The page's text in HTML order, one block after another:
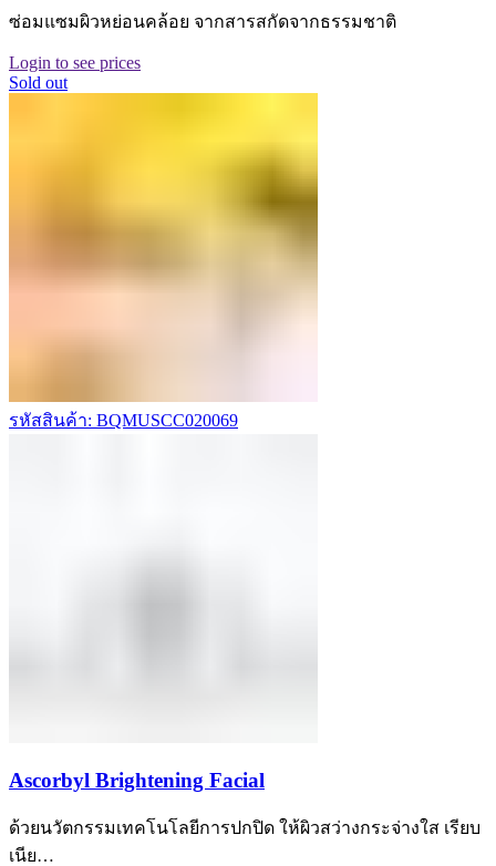
ซ่อมแซมผิวหย่อนคล้อย จากสารสกัดจากธรรมชาติ
Login to see prices
Sold out
รหัสสินค้า: BQMUSCC020069
Ascorbyl Brightening Facial
ด้วยนวัตกรรมเทคโนโลยีการปกปิด ให้ผิวสว่างกระจ่างใส เรียบ
เนีย…